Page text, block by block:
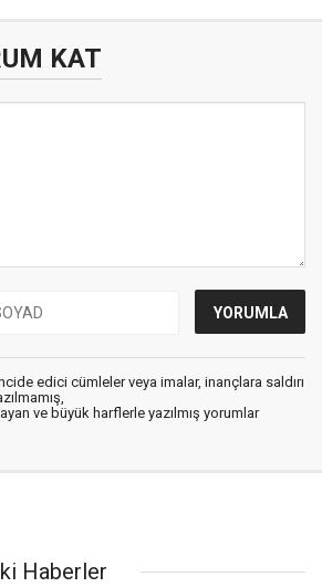
KAT
edici cümleler veya imalar, inançlara saldırı
ve büyük harflerle yazılmış yorumlar
Haberler